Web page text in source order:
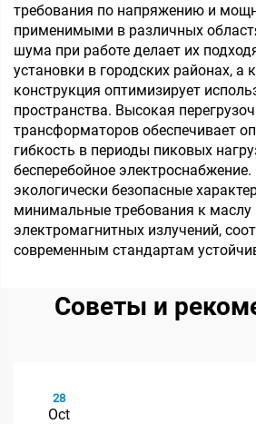
требования по напряжению и
применимыми в различных
шума при работе делает их
установки в городских районах, а
конструкция оптимизирует
пространства. Высокая
трансформаторов обеспечивает
гибкость в периоды пиковых
бесперебойное
экологически безопасные
минимальные требования к маслу
электромагнитных излучений,
современным стандартам
Советы и
28
Oct